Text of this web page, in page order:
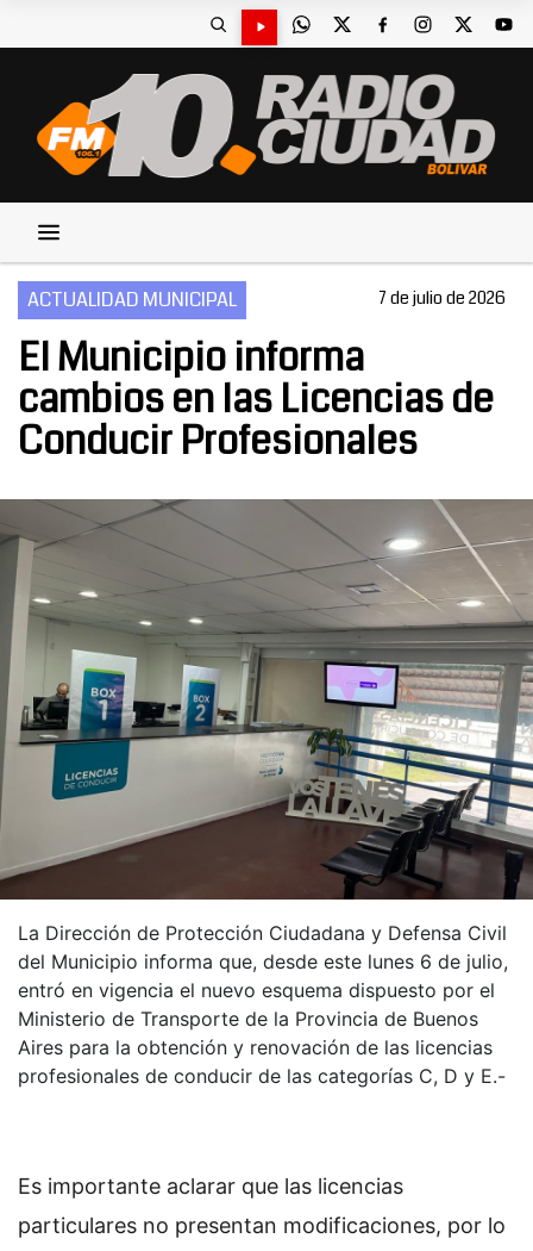
ACTUALIDAD MUNICIPAL 7 de julio de 2026
El Municipio informa
cambios en las Licencias de
Conducir Profesionales
La Dirección de Protección Ciudadana y Defensa Civil
del Municipio informa que, desde este lunes 6 de julio,
entró en vigencia el nuevo esquema dispuesto por el
Ministerio de Transporte de la Provincia de Buenos
Aires para la obtención y renovación de las licencias
profesionales de conducir de las categorías C, D y E.-
Es importante aclarar que las licencias
particulares no presentan modificaciones, por lo